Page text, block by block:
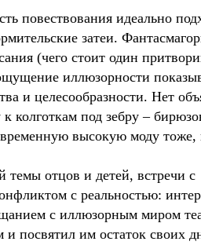
повествования идеально
затеи.
(чего стоит один
иллюзорности
и целесообразности. Нет
колготкам под зебру –
высокую моду тоже,
темы отцов и детей, встречи с
с реальностью:
с иллюзорным миром
посвятил им остаток своих